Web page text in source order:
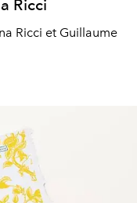
Ricci
Ricci et Guillaume